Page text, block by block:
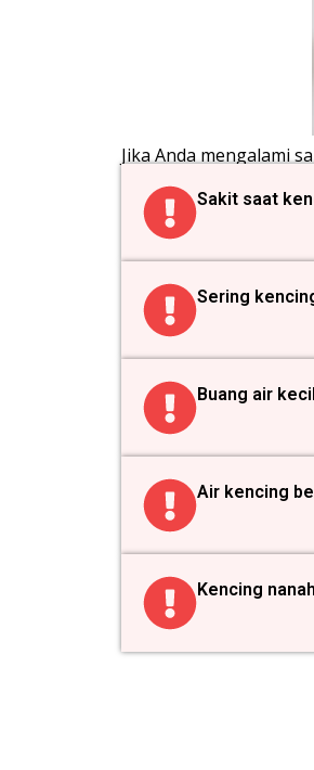
Jika Anda mengalami
Sakit saat
Sering
Buang air
Air kencing
Kencing